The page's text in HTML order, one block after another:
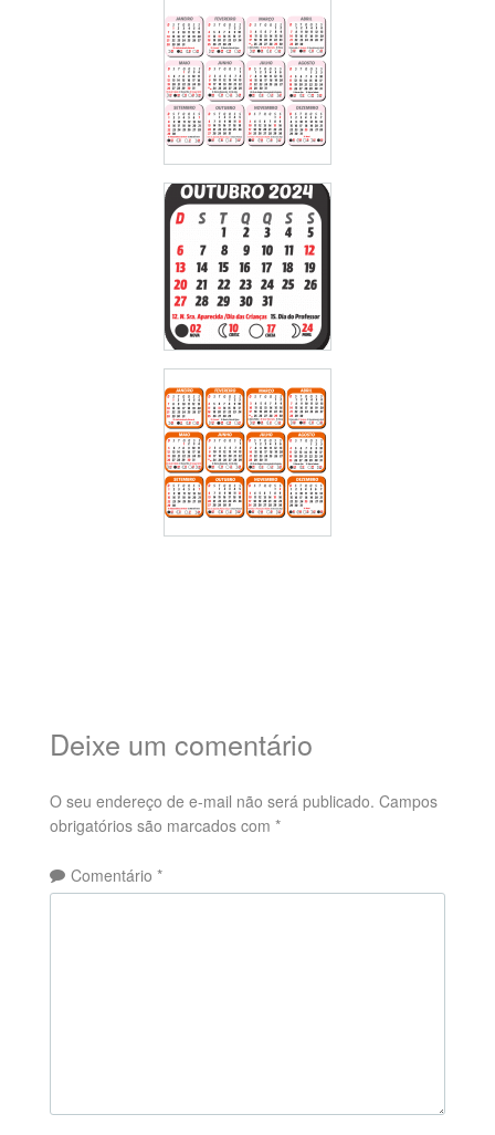
Deixe um comentário
O seu endereço de e-mail não será publicado. Campos
obrigatórios são marcados com *
Comentário *